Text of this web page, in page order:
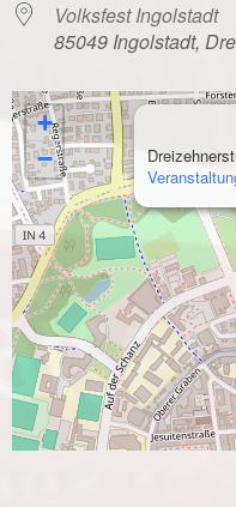
Volksfest Ingolstadt
85049 Ingolstadt,
+
−